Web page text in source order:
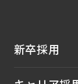
新卒採用